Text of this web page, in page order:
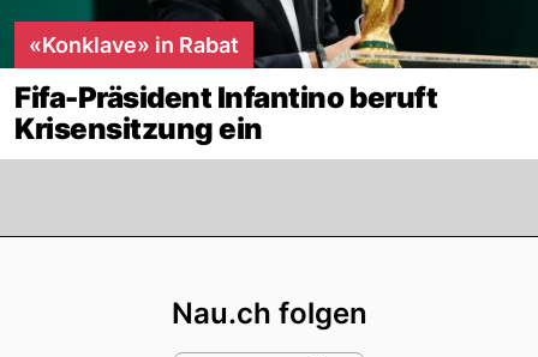
«Konklave» in Rabat
Fifa-Präsident Infantino beruft
Krisensitzung ein
Nau.ch folgen